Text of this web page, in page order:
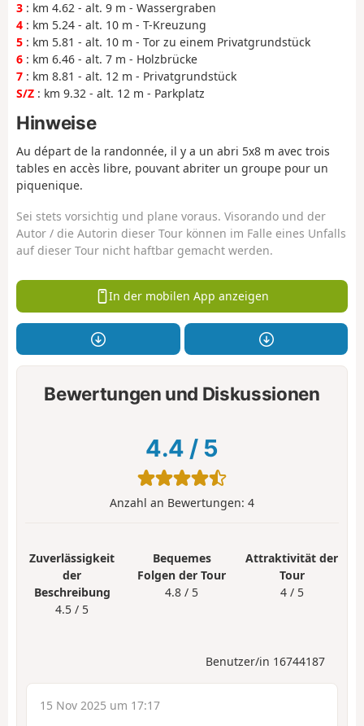
3 : km 4.62 - alt. 9 m - Wassergraben
4 : km 5.24 - alt. 10 m - T-Kreuzung
5 : km 5.81 - alt. 10 m - Tor zu einem Privatgrundstück
6 : km 6.46 - alt. 7 m - Holzbrücke
7 : km 8.81 - alt. 12 m - Privatgrundstück
S/Z : km 9.32 - alt. 12 m - Parkplatz
Hinweise
Au départ de la randonnée, il y a un abri 5x8 m avec trois
tables en accès libre, pouvant abriter un groupe pour un
piquenique.
Sei stets vorsichtig und plane voraus. Visorando und der
Autor / die Autorin dieser Tour können im Falle eines Unfalls
auf dieser Tour nicht haftbar gemacht werden.
In der mobilen App anzeigen
Bewertungen und Diskussionen
4.4 / 5
Anzahl an Bewertungen: 4
Zuverlässigkeit
der
Beschreibung
4.5 / 5
Bequemes
Folgen der Tour
4.8 / 5
Attraktivität der
Tour
4 / 5
Benutzer/in 16744187
15 Nov 2025 um 17:17